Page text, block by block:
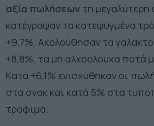
αξία πωλήσεωντη μεγαλύτερη
κατέγραψαν τα κατεψυγμένα
+9,7%. Ακολούθησαν τα
+8,8%, τα μη αλκοολούχα ποτά
Κατά +6,1% ενισχύθηκαν οι
στα σνακ και κατά 5% στα
τρόφιμα.